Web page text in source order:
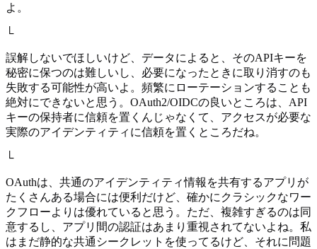
よ。
└
誤解しないでほしいけど、データによると、そのAPIキーを
秘密に保つのは難しいし、必要になったときに取り消すのも
失敗する可能性が高いよ。頻繁にローテーションすることも
絶対にできないと思う。OAuth2/OIDCの良いところは、API
キーの保持者に信頼を置くんじゃなくて、アクセスが必要な
実際のアイデンティティに信頼を置くところだね。
└
OAuthは、共通のアイデンティティ情報を共有するアプリが
たくさんある場合には便利だけど、確かにクラシックなワー
クフローよりは優れていると思う。ただ、複雑すぎるのは同
意するし、アプリ間の認証はあまり重視されてないよね。私
はまだ静的な共通シークレットを使ってるけど、それに問題